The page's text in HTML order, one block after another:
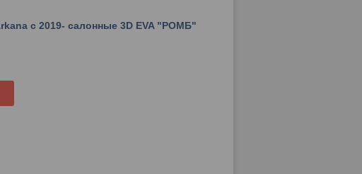
с 2019- салонные 3D EVA "РОМБ"